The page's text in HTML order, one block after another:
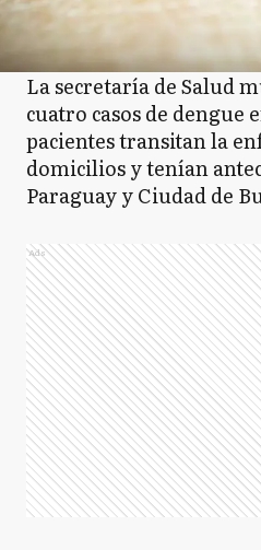
La secretaría de Salud
cuatro casos de dengue
pacientes transitan la
domicilios y tenían
Paraguay y Ciudad de
Ads